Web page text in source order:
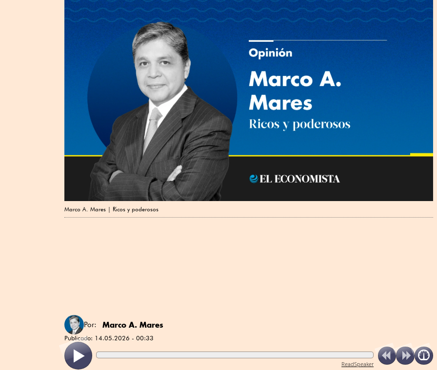
Marco A. Mares | Ricos y poderosos
Por: Marco A. Mares
Publicado: 14.05.2026 - 00:33
ReadSpeaker